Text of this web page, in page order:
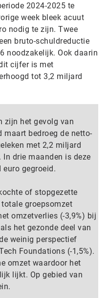
2024-2025 te
week bleek acuut
nodig te zijn. Twee
bruto-schuldreductie
noodzakelijk. Ook daarin
cijfer is met
tot 3,2 miljard
zijn het gevolg van
bedroeg de netto-
met 2,2 miljard
drie maanden is deze
gegroeid.
of stopgezette
groepsomzet
omzetverlies (-3,9%) bij
het gezonde deel van
weinig perspectief
Foundations (-1,5%).
omzet waardoor het
lijkt. Op gebied van